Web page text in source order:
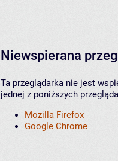
Niewspierana
Ta przeglądarka nie jest
jednej z poniższych
Mozilla Firefox
Google Chrome